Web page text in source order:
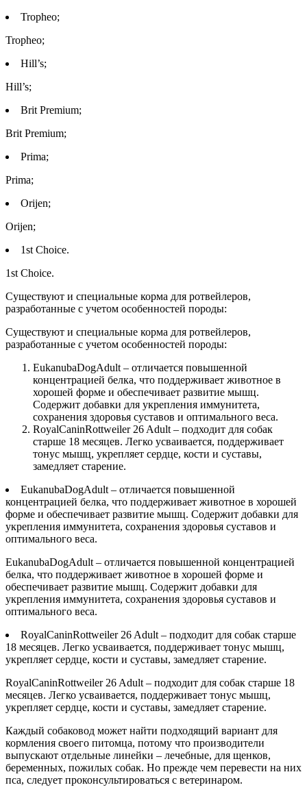
Tropheo;
Tropheo;
Hill’s;
Hill’s;
Brit Premium;
Brit Premium;
Prima;
Prima;
Orijen;
Orijen;
1st Choice.
1st Choice.
Существуют и специальные корма для ротвейлеров,
разработанные с учетом особенностей породы:
Существуют и специальные корма для ротвейлеров,
разработанные с учетом особенностей породы:
EukanubaDogAdult – отличается повышенной
концентрацией белка, что поддерживает животное в
хорошей форме и обеспечивает развитие мышц.
Содержит добавки для укрепления иммунитета,
сохранения здоровья суставов и оптимального веса.
RoyalCaninRottweiler 26 Adult – подходит для собак
старше 18 месяцев. Легко усваивается, поддерживает
тонус мышц, укрепляет сердце, кости и суставы,
замедляет старение.
EukanubaDogAdult – отличается повышенной
концентрацией белка, что поддерживает животное в хорошей
форме и обеспечивает развитие мышц. Содержит добавки для
укрепления иммунитета, сохранения здоровья суставов и
оптимального веса.
EukanubaDogAdult – отличается повышенной концентрацией
белка, что поддерживает животное в хорошей форме и
обеспечивает развитие мышц. Содержит добавки для
укрепления иммунитета, сохранения здоровья суставов и
оптимального веса.
RoyalCaninRottweiler 26 Adult – подходит для собак старше
18 месяцев. Легко усваивается, поддерживает тонус мышц,
укрепляет сердце, кости и суставы, замедляет старение.
RoyalCaninRottweiler 26 Adult – подходит для собак старше 18
месяцев. Легко усваивается, поддерживает тонус мышц,
укрепляет сердце, кости и суставы, замедляет старение.
Каждый собаковод может найти подходящий вариант для
кормления своего питомца, потому что производители
выпускают отдельные линейки – лечебные, для щенков,
беременных, пожилых собак. Но прежде чем перевести на них
пса, следует проконсультироваться с ветеринаром.